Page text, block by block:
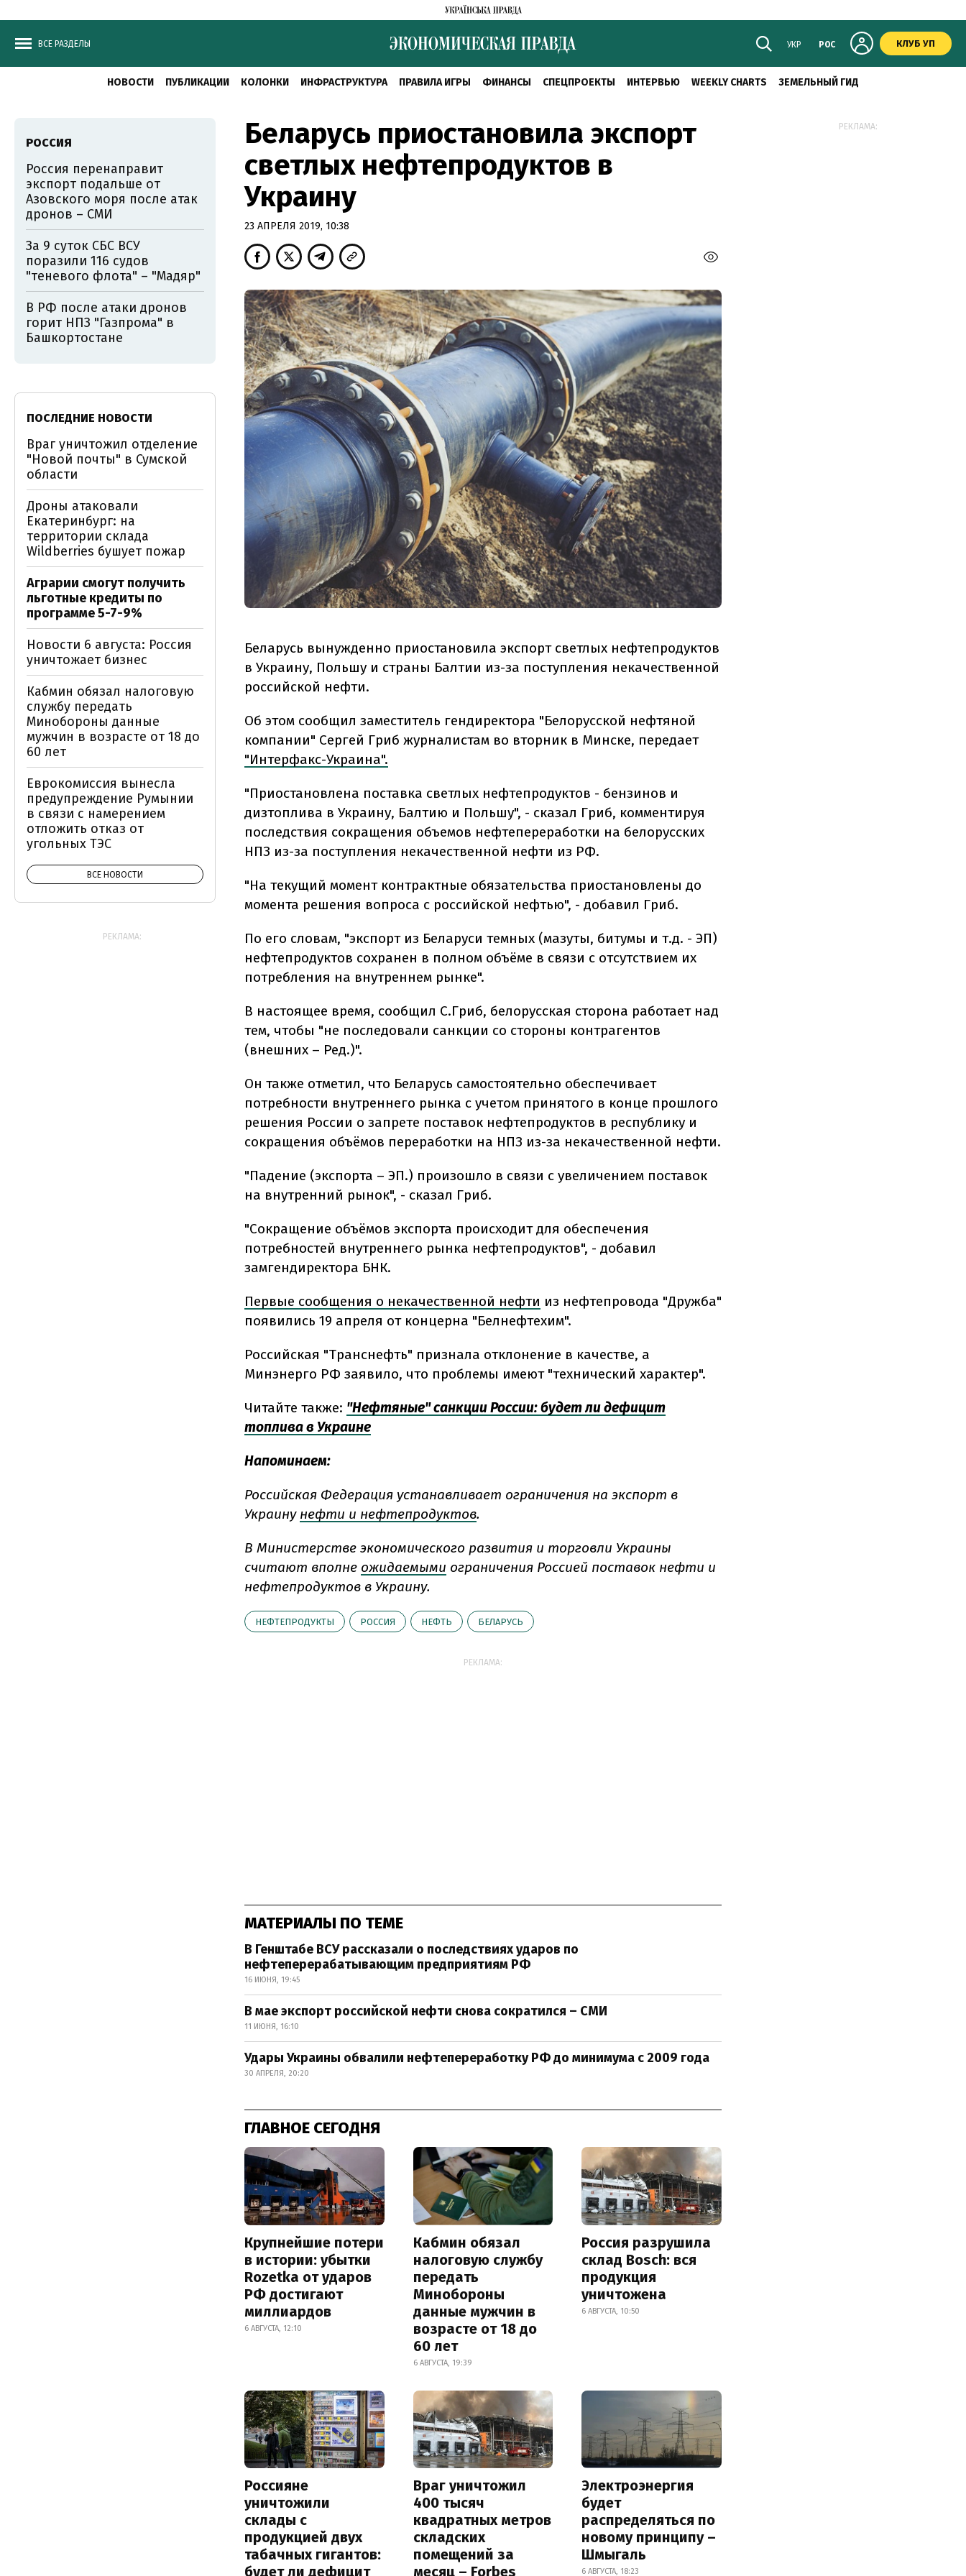
ВСЕ РАЗДЕЛЫ УКР РОС КЛУБ УП
НОВОСТИ ПУБЛИКАЦИИ КОЛОНКИ ИНФРАСТРУКТУРА ПРАВИЛА ИГРЫ ФИНАНСЫ СПЕЦПРОЕКТЫ ИНТЕРВЬЮ WEEKLY CHARTS ЗЕМЕЛЬНЫЙ ГИД
Беларусь приостановила экспорт
светлых нефтепродуктов в
Украину
23 АПРЕЛЯ 2019, 10:38
Беларусь вынужденно приостановила экспорт светлых нефтепродуктов
в Украину, Польшу и страны Балтии из-за поступления некачественной
российской нефти.
Об этом сообщил заместитель гендиректора "Белорусской нефтяной
компании" Сергей Гриб журналистам во вторник в Минске, передает
"Интерфакс-Украина".
"Приостановлена поставка светлых нефтепродуктов - бензинов и
дизтоплива в Украину, Балтию и Польшу", - сказал Гриб, комментируя
последствия сокращения объемов нефтепереработки на белорусских
НПЗ из-за поступления некачественной нефти из РФ.
"На текущий момент контрактные обязательства приостановлены до
момента решения вопроса с российской нефтью", - добавил Гриб.
По его словам, "экспорт из Беларуси темных (мазуты, битумы и т.д. - ЭП)
нефтепродуктов сохранен в полном объёме в связи с отсутствием их
потребления на внутреннем рынке".
В настоящее время, сообщил С.Гриб, белорусская сторона работает над
тем, чтобы "не последовали санкции со стороны контрагентов
(внешних – Ред.)".
Он также отметил, что Беларусь самостоятельно обеспечивает
потребности внутреннего рынка с учетом принятого в конце прошлого
решения России о запрете поставок нефтепродуктов в республику и
сокращения объёмов переработки на НПЗ из-за некачественной нефти.
"Падение (экспорта – ЭП.) произошло в связи с увеличением поставок
на внутренний рынок", - сказал Гриб.
"Сокращение объёмов экспорта происходит для обеспечения
потребностей внутреннего рынка нефтепродуктов", - добавил
замгендиректора БНК.
Первые сообщения о некачественной нефти из нефтепровода "Дружба"
появились 19 апреля от концерна "Белнефтехим".
Российская "Транснефть" признала отклонение в качестве, а
Минэнерго РФ заявило, что проблемы имеют "технический характер".
Читайте также: "Нефтяные" санкции России: будет ли дефицит
топлива в Украине
Напоминаем:
Российская Федерация устанавливает ограничения на экспорт в
Украину нефти и нефтепродуктов.
В Министерстве экономического развития и торговли Украины
считают вполне ожидаемыми ограничения Россией поставок нефти и
нефтепродуктов в Украину.
НЕФТЕПРОДУКТЫ РОССИЯ НЕФТЬ БЕЛАРУСЬ
РЕКЛАМА:
МАТЕРИАЛЫ ПО ТЕМЕ
В Генштабе ВСУ рассказали о последствиях ударов по
нефтеперерабатывающим предприятиям РФ
16 ИЮНЯ, 19:45
В мае экспорт российской нефти снова сократился – СМИ
11 ИЮНЯ, 16:10
Удары Украины обвалили нефтепереработку РФ до минимума с 2009 года
30 АПРЕЛЯ, 20:20
ГЛАВНОЕ СЕГОДНЯ
Крупнейшие потери
в истории: убытки
Rozetka от ударов
РФ достигают
миллиардов
6 АВГУСТА, 12:10
Кабмин обязал
налоговую службу
передать
Минобороны
данные мужчин в
возрасте от 18 до
60 лет
6 АВГУСТА, 19:39
Россия разрушила
склад Bosch: вся
продукция
уничтожена
6 АВГУСТА, 10:50
Россияне
уничтожили
склады с
продукцией двух
табачных гигантов:
будет ли дефицит
Враг уничтожил
400 тысяч
квадратных метров
складских
помещений за
месяц – Forbes
Электроэнергия
будет
распределяться по
новому принципу –
Шмыгаль
6 АВГУСТА, 18:23
РОССИЯ
Россия перенаправит
экспорт подальше от
Азовского моря после атак
дронов – СМИ
За 9 суток СБС ВСУ
поразили 116 судов
"теневого флота" – "Мадяр"
В РФ после атаки дронов
горит НПЗ "Газпрома" в
Башкортостане
ПОСЛЕДНИЕ НОВОСТИ
Враг уничтожил отделение
"Новой почты" в Сумской
области
Дроны атаковали
Екатеринбург: на
территории склада
Wildberries бушует пожар
Аграрии смогут получить
льготные кредиты по
программе 5-7-9%
Новости 6 августа: Россия
уничтожает бизнес
Кабмин обязал налоговую
службу передать
Минобороны данные
мужчин в возрасте от 18 до
60 лет
Еврокомиссия вынесла
предупреждение Румынии
в связи с намерением
отложить отказ от
угольных ТЭС
ВСЕ НОВОСТИ
РЕКЛАМА:
РЕКЛАМА: